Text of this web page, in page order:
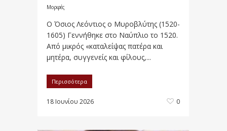
Μορφές
O Όσιος Λεόντιος ο Μυροβλύτης (1520-
1605) Γεννήθηκε στο Ναύπλιο το 1520.
Από μικρός «καταλείψας πατέρα και
μητέρα, συγγενείς και φίλους,...
Περισσότερα
18 Ιουνίου 2026 0